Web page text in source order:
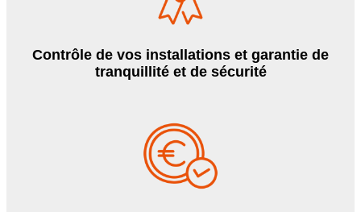
Contrôle de vos installations et garantie de
tranquillité et de sécurité